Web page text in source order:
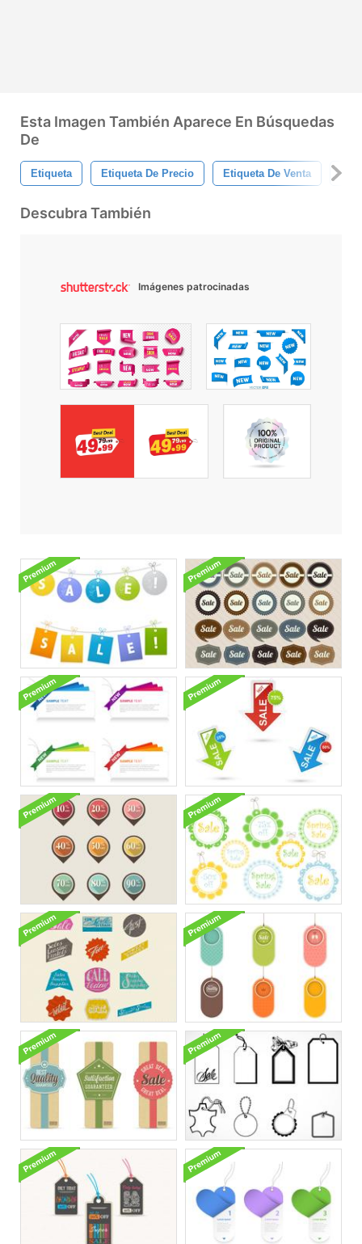
Esta Imagen También Aparece En Búsquedas
De
Etiqueta Etiqueta De Precio Etiqueta De Venta
Descubra También
Imágenes patrocinadas